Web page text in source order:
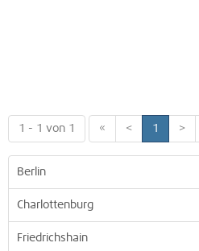
1 - 1 von 1 « < 1 >
Berlin
Charlottenburg
Friedrichshain